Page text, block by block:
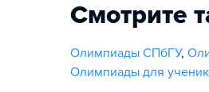
Смотрите
Олимпиады СПбГУ,
Олимпиады для